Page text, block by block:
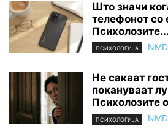
Што значи
телефонот со
Психолозите...
ПСИХОЛОГИЈА NMD
Не сакаат
покануваат
Психолозите
ПСИХОЛОГИЈА NMD